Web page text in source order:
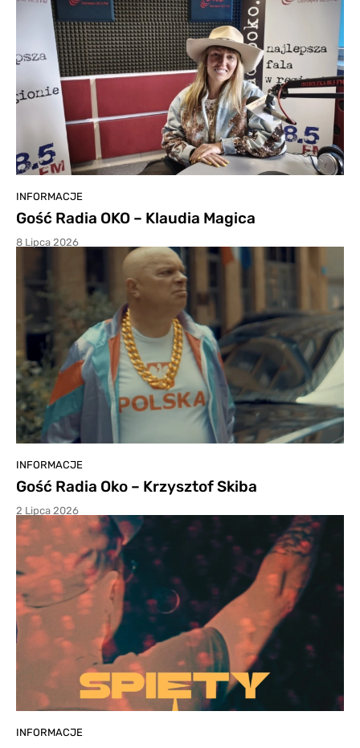
INFORMACJE
Gość Radia OKO – Klaudia Magica
8 Lipca 2026
INFORMACJE
Gość Radia Oko – Krzysztof Skiba
2 Lipca 2026
INFORMACJE